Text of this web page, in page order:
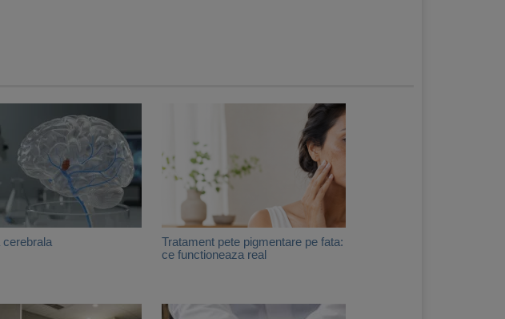
cerebrala
Tratament pete pigmentare pe fata:
ce functioneaza real